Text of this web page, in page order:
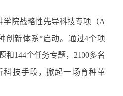
学院战略性先导科技专项（A
创新体系”启动。通过4个项
和144个任务专题，2100多名
科技手段，掀起一场育种革